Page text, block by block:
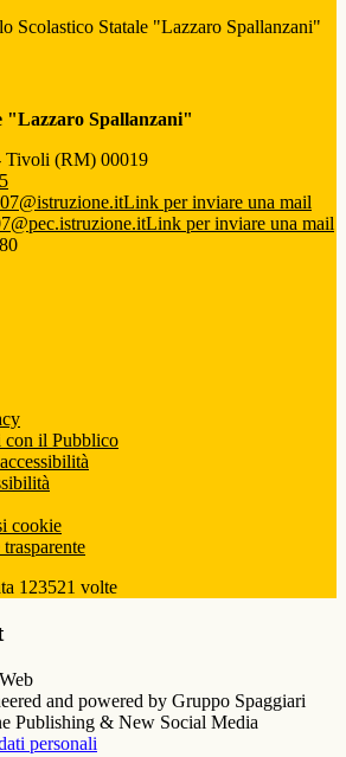
Scolastico Statale "Lazzaro Spallanzani"
"Lazzaro Spallanzani"
Tivoli (RM) 00019
Link per inviare una mail
Link per inviare una mail
il Pubblico
cookie
123521 volte
and powered by Gruppo Spaggiari
Publishing & New Social Media
personali